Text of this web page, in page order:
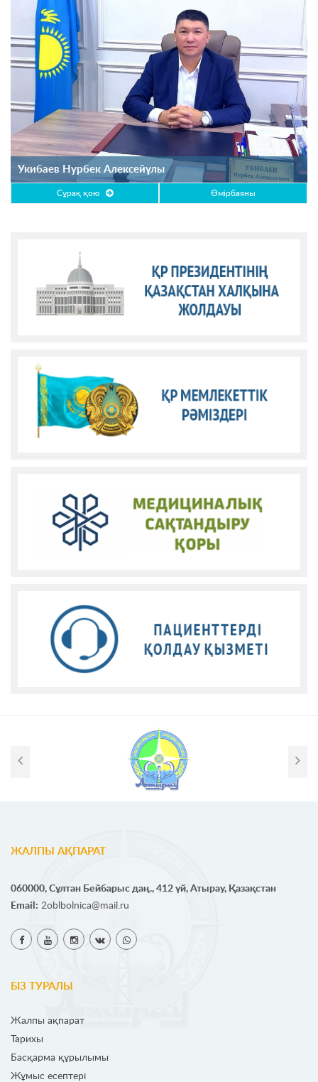
Укибаев Нурбек Алексейұлы
Сұрақ қою Өмірбаяны
ЖАЛПЫ АҚПАРАТ
060000, Сұлтан Бейбарыс даң., 412 үй, Атырау, Қазақстан
Email: 2oblbolnica@mail.ru
БІЗ ТУРАЛЫ
Жалпы ақпарат
Тарихы
Басқарма құрылымы
Жұмыс есептері